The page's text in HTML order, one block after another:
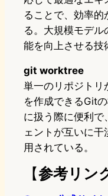
ることで、効率
る。大規模モデ
能を向上させる技
git worktree
単一のリポジトリ
を作成できるGit
に扱う際に便利
ェントが互いに
用されている。
【参考リン